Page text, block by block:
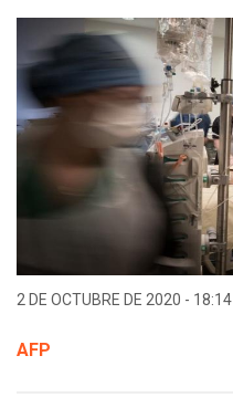
2 DE OCTUBRE DE 2020 - 18:14
AFP